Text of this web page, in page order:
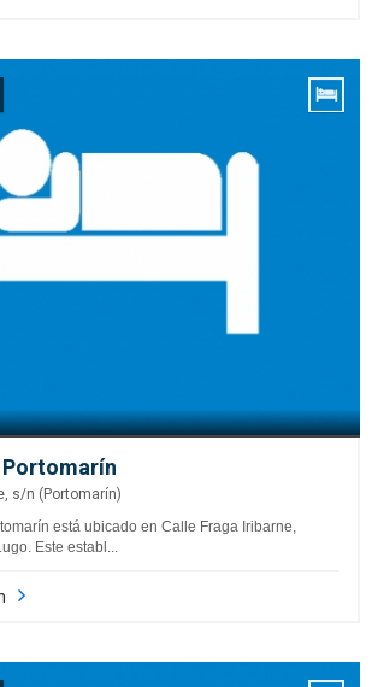
s/n (Portomarín)
está ubicado en Calle Fraga Iribarne,
Este establ...